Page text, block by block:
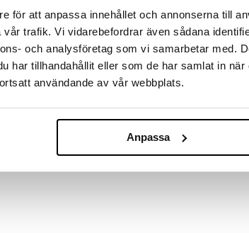
för att anpassa innehållet och annonserna till
trafik. Vi vidarebefordrar även sådana
och analysföretag som vi samarbetar med.
har tillhandahållit eller som de har samlat in
användande av vår webbplats.
Anpassa